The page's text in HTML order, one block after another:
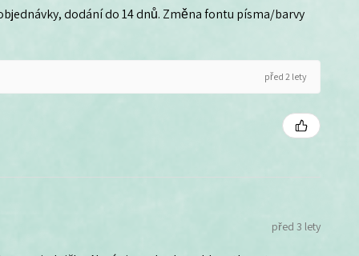
dodání do 14 dnů. Změna fontu písma/barvy
před 2 lety
před 3 lety